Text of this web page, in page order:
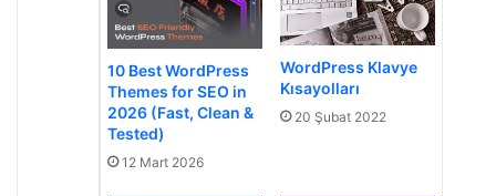
10 Best WordPress
Themes for SEO in
2026 (Fast, Clean &
Tested)
12 Mart 2026
WordPress Klavye
Kısayolları
20 Şubat 2022